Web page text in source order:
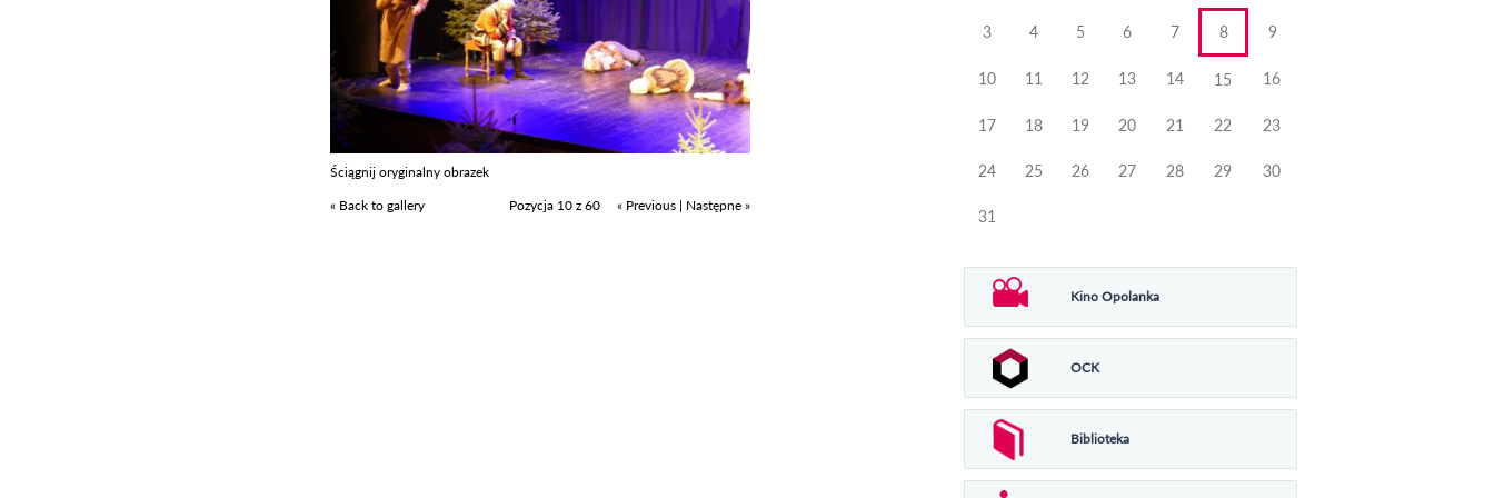
Ściągnij oryginalny obrazek
« Back to gallery
Pozycja 10 z 60 « Previous | Następne »
3 4 5 6 7 8 9
10 11 12 13 14 15 16
17 18 19 20 21 22 23
24 25 26 27 28 29 30
31
Kino Opolanka
OCK
Biblioteka